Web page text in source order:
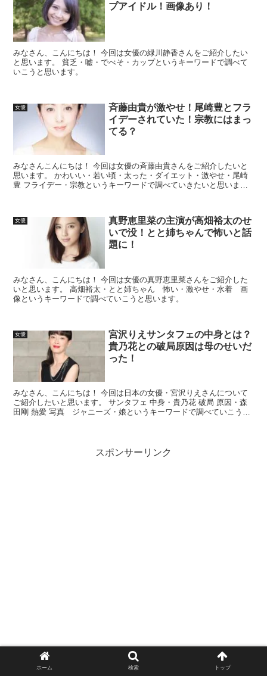
プアイドル！画像あり！
みなさん、こんにちは！ 今回は女優の緑川静香さんをご紹介したい
と思います。 貧乏・嘘・でべそ・カップというキーワードで調べて
いこうと思います。
女優
斉藤由貴が激やせ！尾崎豊とフラ
イデーされていた！宗教にはまっ
てる？
みなさんこんにちは！ 今回は女優の斉藤由貴さんをご紹介したいと
思います。 かわいい・若い頃・太った・ダイエット・激やせ・尾崎
豊 フライデー・宗教というキーワードで調べていきたいと思いま
女優
真野恵里菜の主演が高畑裕太のせ
いで没！とと姉ちゃんで怖いと話
題に！
みなさん、こんにちは！ 今回は女優の真野恵里菜さんをご紹介した
いと思います。 高畑裕太・とと姉ちゃん 怖い・激やせ・水着 画
像というキーワードで調べていこうと思います。
女優
宮沢りえサンタフェの中身とは？
貴乃花との破局原因は母のせいだ
った！
みなさん、こんにちは！ 今回は日本の女優・宮沢りえさんについて
ご紹介したいと思います。 サンタフェ 中身・貴乃花 破局 原因・森
田剛 熱愛 写真 ジャニーズ・娘というキーワードで調べていこうと
スポンサーリンク
ホーム 検索 トップ